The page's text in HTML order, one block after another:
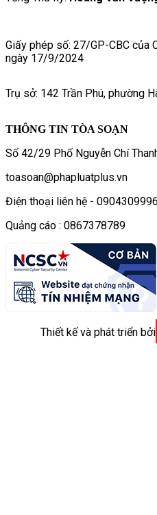
Giấy phép số: 27/GP-CBC của
ngày 17/9/2024
Trụ sở: 142 Trần Phú, phường
THÔNG TIN TÒA SOẠN
Số 42/29 Phố Nguyễn Chí
toasoan@phapluatplus.vn
Điện thoại liên hệ - 0904309996
Quảng cáo : 0867378789
Thiết kế và phát triển bởi